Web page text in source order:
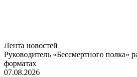
Лента новостей
Руководитель «Бессмертного полка»
форматах
07.08.2026